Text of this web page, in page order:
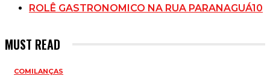
ROLÊ GASTRONOMICO NA RUA PARANAGUÁ10
MUST READ
COMILANÇAS